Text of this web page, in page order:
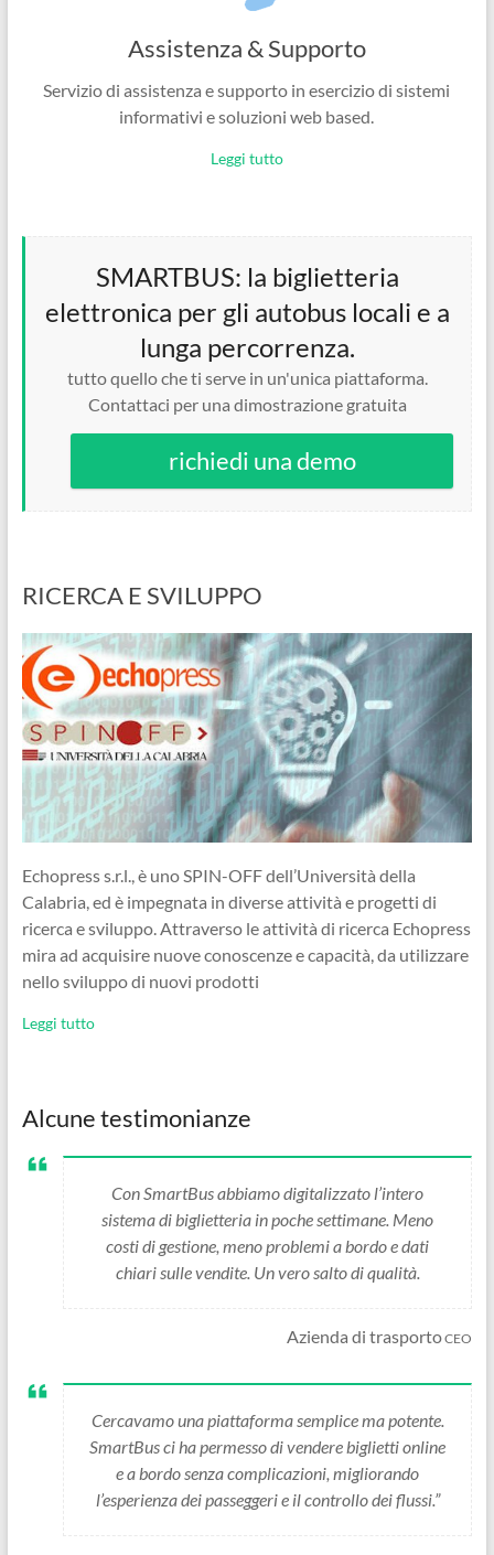
Assistenza & Supporto
Servizio di assistenza e supporto in esercizio di sistemi
informativi e soluzioni web based.
Leggi tutto
SMARTBUS: la biglietteria
elettronica per gli autobus locali e a
lunga percorrenza.
tutto quello che ti serve in un'unica piattaforma.
Contattaci per una dimostrazione gratuita
richiedi una demo
RICERCA E SVILUPPO
Echopress s.r.l., è uno SPIN-OFF dell’Università della
Calabria, ed è impegnata in diverse attività e progetti di
ricerca e sviluppo. Attraverso le attività di ricerca Echopress
mira ad acquisire nuove conoscenze e capacità, da utilizzare
nello sviluppo di nuovi prodotti
Leggi tutto
Alcune testimonianze
Con SmartBus abbiamo digitalizzato l’intero
sistema di biglietteria in poche settimane. Meno
costi di gestione, meno problemi a bordo e dati
chiari sulle vendite. Un vero salto di qualità.
Azienda di trasportoCEO
Cercavamo una piattaforma semplice ma potente.
SmartBus ci ha permesso di vendere biglietti online
e a bordo senza complicazioni, migliorando
l’esperienza dei passeggeri e il controllo dei flussi.”